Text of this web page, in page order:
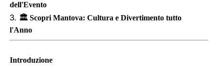
dell'Evento
🏛️ Scopri Mantova: Cultura e Divertimento tutto
l'Anno
Introduzione